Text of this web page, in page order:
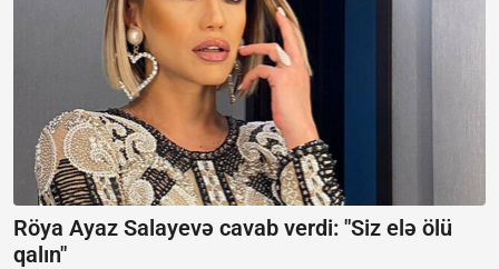
Röya Ayaz Salayevə cavab verdi: "Siz elə ölü
qalın"